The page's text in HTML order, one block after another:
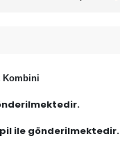
Kombini
ile gönderilmektedir.